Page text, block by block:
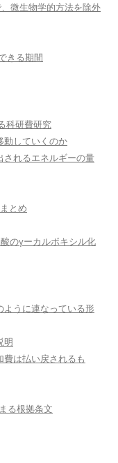
微生物学的方法を除外
きる期間
科研費研究
動していくのか
されるエネルギーの量
とめ
のγーカルボキシル化
ように連なっている形
明
は払い戻されるも
る根拠条文